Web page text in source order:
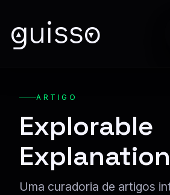
guisso
ARTIGO
Explorable
Uma curadoria de artigos